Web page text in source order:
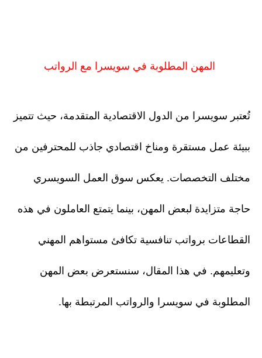
المهن المطلوبة في سويسرا مع الرواتب
تُعتبر سويسرا من الدول الاقتصادية المتقدمة، حيث تتميز
ببيئة عمل مستقرة ومناخ اقتصادي جاذب للمحترفين من
مختلف التخصصات. يعكس سوق العمل السويسري
حاجة متزايدة لبعض المهن، بينما يتمتع العاملون في هذه
القطاعات برواتب تنافسية تكافئ مستواهم المهني
وتعليمهم. في هذا المقال، سنستعرض بعض المهن
المطلوبة في سويسرا والرواتب المرتبطة بها.